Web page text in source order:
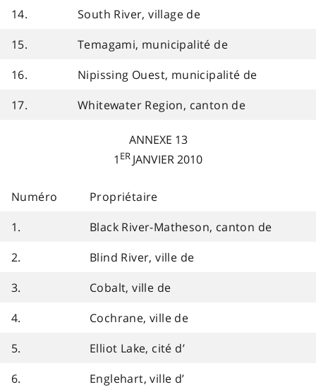
14.
South River, village de
15.
Temagami, municipalité de
16.
Nipissing Ouest, municipalité de
17.
Whitewater Region, canton de
ANNEXE 13
1 ER JANVIER 2010
Numéro
Propriétaire
1.
Black River-Matheson, canton de
2.
Blind River, ville de
3.
Cobalt, ville de
4.
Cochrane, ville de
5.
Elliot Lake, cité d’
6.
Englehart, ville d’